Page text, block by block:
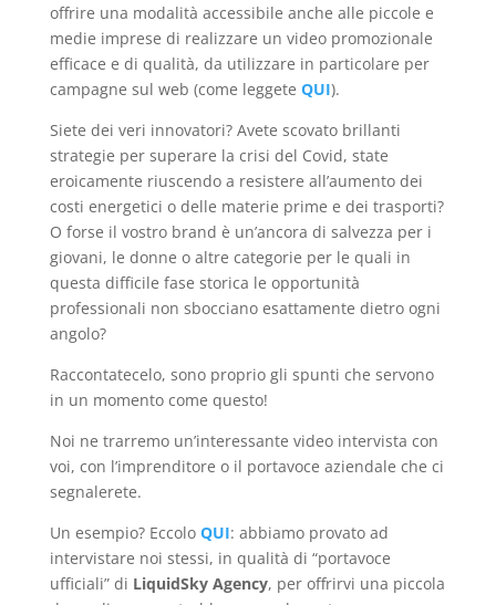
offrire una modalità accessibile anche alle piccole e
medie imprese di realizzare un video promozionale
efficace e di qualità, da utilizzare in particolare per
campagne sul web (come leggete QUI).
Siete dei veri innovatori? Avete scovato brillanti
strategie per superare la crisi del Covid, state
eroicamente riuscendo a resistere all’aumento dei
costi energetici o delle materie prime e dei trasporti?
O forse il vostro brand è un’ancora di salvezza per i
giovani, le donne o altre categorie per le quali in
questa difficile fase storica le opportunità
professionali non sbocciano esattamente dietro ogni
angolo?
Raccontatecelo, sono proprio gli spunti che servono
in un momento come questo!
Noi ne trarremo un’interessante video intervista con
voi, con l’imprenditore o il portavoce aziendale che ci
segnalerete.
Un esempio? Eccolo QUI: abbiamo provato ad
intervistare noi stessi, in qualità di “portavoce
ufficiali” di LiquidSky Agency, per offrirvi una piccola